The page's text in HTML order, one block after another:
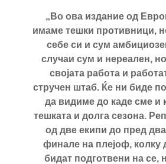
„Во ова издание од
имаме тешки противници,
себе си и сум
случаи сум и нереален,
својата работа и
стручен штаб. Ќе ни биде
да видиме до каде сме и
тешката и долга сезона.
од две екипи до пред
финале на плејоф, колку
бидат подготвени на се,